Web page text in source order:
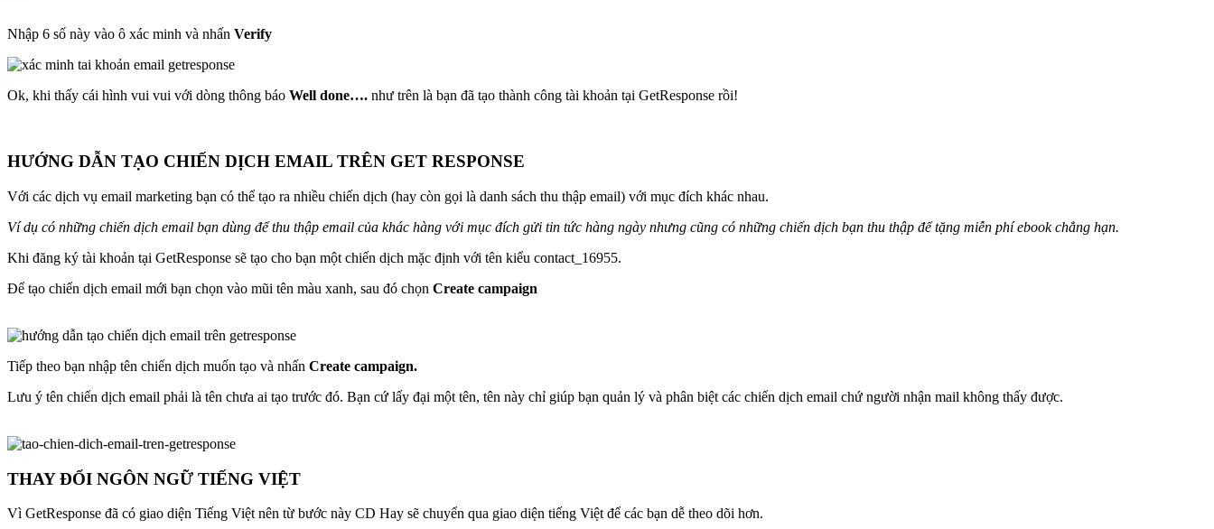
Nhập 6 số này vào ô xác minh và nhấn Verify
Ok, khi thấy cái hình vui vui với dòng thông báo Well done…. như trên là bạn đã tạo thành công tài khoản tại GetResponse rồi!
HƯỚNG DẪN TẠO CHIẾN DỊCH EMAIL TRÊN GET RESPONSE
Với các dịch vụ email marketing bạn có thể tạo ra nhiều chiến dịch (hay còn gọi là danh sách thu thập email) với mục đích khác nhau.
Ví dụ có những chiến dịch email bạn dùng để thu thập email của khác hàng với mục đích gửi tin tức hàng ngày nhưng cũng có những chiến dịch bạn thu thập để tặng miễn phí ebook chẳng hạn.
Khi đăng ký tài khoản tại GetResponse sẽ tạo cho bạn một chiến dịch mặc định với tên kiểu contact_16955.
Để tạo chiến dịch email mới bạn chọn vào mũi tên màu xanh, sau đó chọn Create campaign
Tiếp theo bạn nhập tên chiến dịch muốn tạo và nhấn Create campaign.
Lưu ý tên chiến dịch email phải là tên chưa ai tạo trước đó. Bạn cứ lấy đại một tên, tên này chỉ giúp bạn quản lý và phân biệt các chiến dịch email chứ người nhận mail không thấy được.
THAY ĐỔI NGÔN NGỮ TIẾNG VIỆT
Vì GetResponse đã có giao diện Tiếng Việt nên từ bước này CD Hay sẽ chuyển qua giao diện tiếng Việt để các bạn dễ theo dõi hơn.